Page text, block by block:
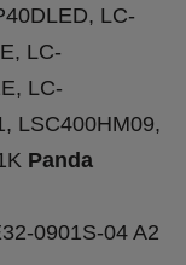
LC-
LC-
LC-
LSC400HM09,
Panda
0901S-04 A2